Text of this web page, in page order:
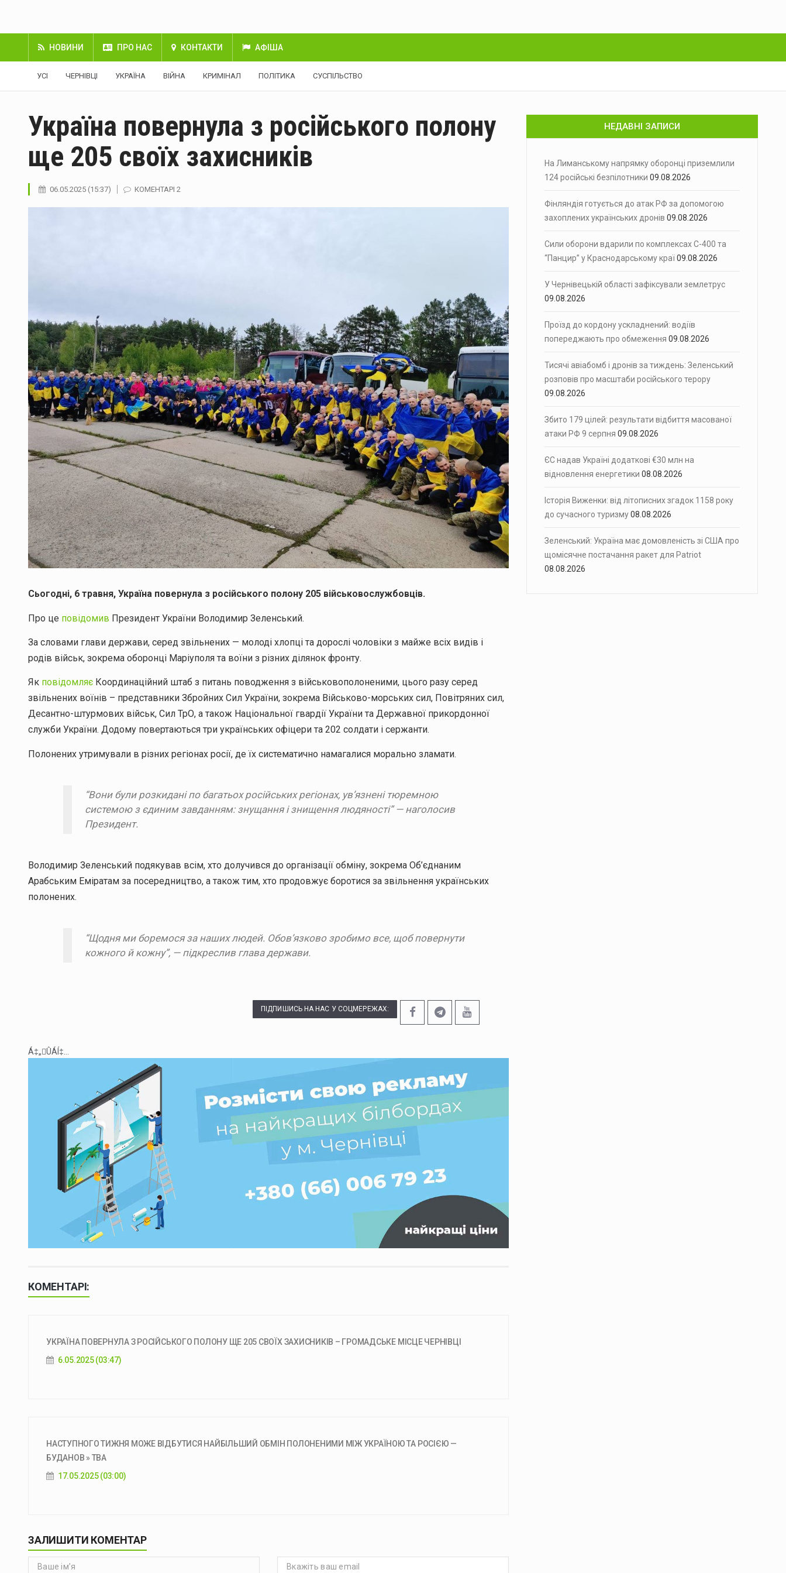
НОВИНИ ПРО НАС КОНТАКТИ АФІША
УСІ ЧЕРНІВЦІ УКРАЇНА ВІЙНА КРИМІНАЛ ПОЛІТИКА СУСПІЛЬСТВО
Україна повернула з російського полону
ще 205 своїх захисників
06.05.2025 (15:37) КОМЕНТАРІ 2
Сьогодні, 6 травня, Україна повернула з російського полону 205 військовослужбовців.
Про це повідомив Президент України Володимир Зеленський.
За словами глави держави, серед звільнених — молоді хлопці та дорослі чоловіки з майже всіх видів і
родів військ, зокрема оборонці Маріуполя та воїни з різних ділянок фронту.
Як повідомляє Координаційний штаб з питань поводження з військовополоненими, цього разу серед
звільнених воїнів – представники Збройних Сил України, зокрема Військово-морських сил, Повітряних сил,
Десантно-штурмових військ, Сил ТрО, а також Національної гвардії України та Державної прикордонної
служби України. Додому повертаються три українських офіцери та 202 солдати і сержанти.
Полонених утримували в різних регіонах росії, де їх систематично намагалися морально зламати.
“Вони були розкидані по багатьох російських регіонах, ув’язнені тюремною
системою з єдиним завданням: знущання і знищення людяності” — наголосив
Президент.
Володимир Зеленський подякував всім, хто долучився до організації обміну, зокрема Об’єднаним
Арабським Еміратам за посередництво, а також тим, хто продовжує боротися за звільнення українських
полонених.
“Щодня ми боремося за наших людей. Обов’язково зробимо все, щоб повернути
кожного й кожну”, — підкреслив глава держави.
ПІДПИШИСЬ НА НАС У СОЦМЕРЕЖАХ:
Á‡„ÛÁÍ‡...
КОМЕНТАРІ:
УКРАЇНА ПОВЕРНУЛА З РОСІЙСЬКОГО ПОЛОНУ ЩЕ 205 СВОЇХ ЗАХИСНИКІВ – ГРОМАДСЬКЕ МІСЦЕ ЧЕРНІВЦІ
6.05.2025 (03:47)
НАСТУПНОГО ТИЖНЯ МОЖЕ ВІДБУТИСЯ НАЙБІЛЬШИЙ ОБМІН ПОЛОНЕНИМИ МІЖ УКРАЇНОЮ ТА РОСІЄЮ —
БУДАНОВ » ТВА
17.05.2025 (03:00)
ЗАЛИШИТИ КОМЕНТАР
НЕДАВНІ ЗАПИСИ
На Лиманському напрямку оборонці приземлили
124 російські безпілотники 09.08.2026
Фінляндія готується до атак РФ за допомогою
захоплених українських дронів 09.08.2026
Сили оборони вдарили по комплексах С-400 та
“Панцир” у Краснодарському краї09.08.2026
У Чернівецькій області зафіксували землетрус
09.08.2026
Проїзд до кордону ускладнений: водіїв
попереджають про обмеження 09.08.2026
Тисячі авіабомб і дронів за тиждень: Зеленський
розповів про масштаби російського терору
09.08.2026
Збито 179 цілей: результати відбиття масованої
атаки РФ 9 серпня 09.08.2026
ЄС надав Україні додаткові €30 млн на
відновлення енергетики 08.08.2026
Історія Виженки: від літописних згадок 1158 року
до сучасного туризму08.08.2026
Зеленський: Україна має домовленість зі США про
щомісячне постачання ракет для Patriot
08.08.2026